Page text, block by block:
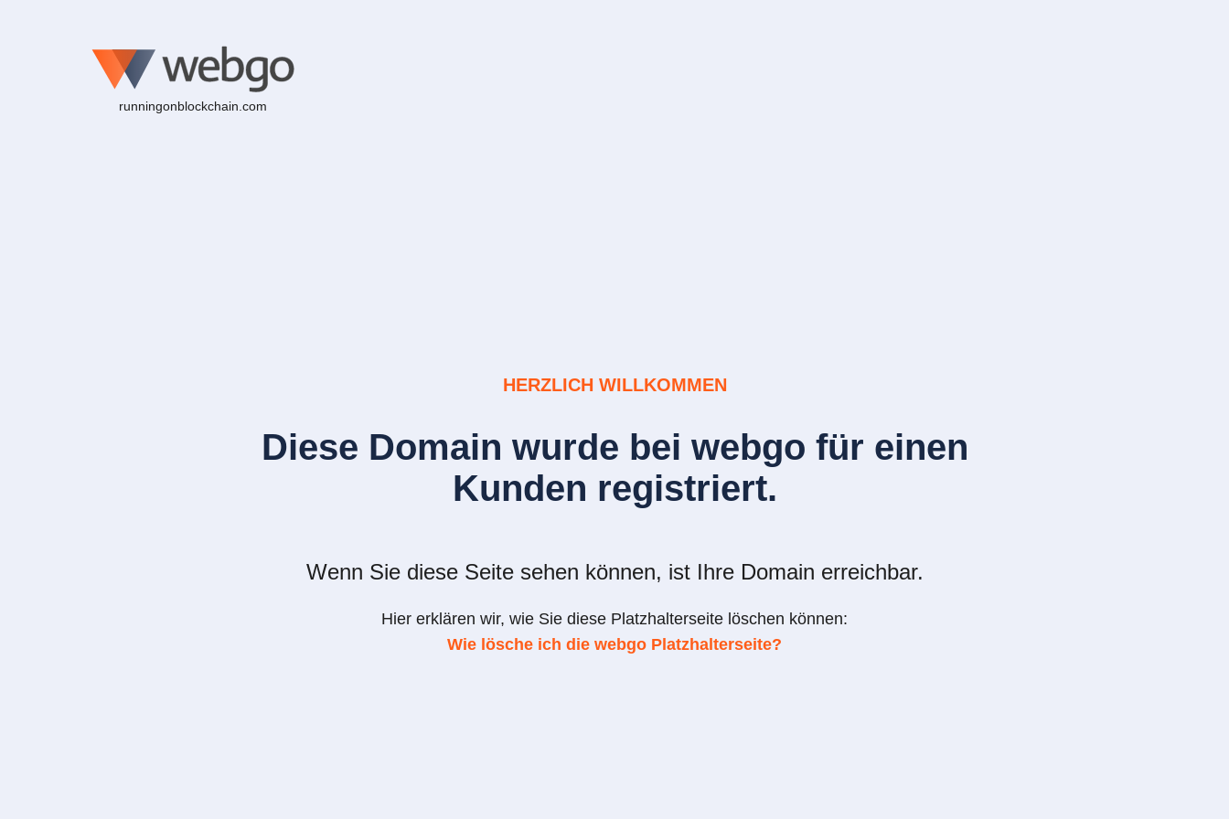
runningonblockchain.com
HERZLICH WILLKOMMEN
Diese Domain wurde bei webgo für einen
Kunden registriert.
Wenn Sie diese Seite sehen können, ist Ihre Domain erreichbar.
Hier erklären wir, wie Sie diese Platzhalterseite löschen können:
Wie lösche ich die webgo Platzhalterseite?